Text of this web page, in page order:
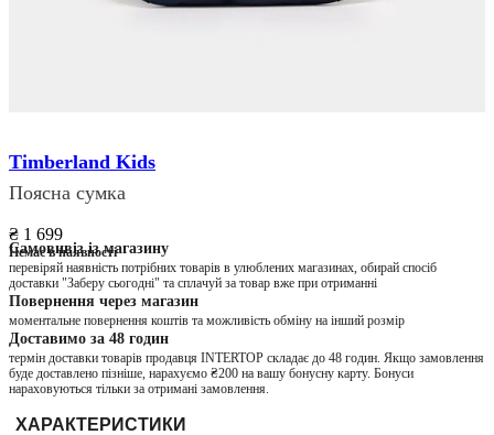
Timberland Kids
Поясна сумка
₴ 1 699
Немає в наявності
Самовивіз із магазину
перевіряй наявність потрібних товарів в улюблених магазинах, обирай спосіб
доставки "Заберу сьогодні" та сплачуй за товар вже при отриманні
Повернення через магазин
моментальне повернення коштів та можливість обміну на інший розмір
Доставимо за 48 годин
термін доставки товарів продавця INTERTOP складає до 48 годин. Якщо замовлення
буде доставлено пізніше, нарахуємо ₴200 на вашу бонусну карту. Бонуси
нараховуються тільки за отримані замовлення.
ХАРАКТЕРИСТИКИ